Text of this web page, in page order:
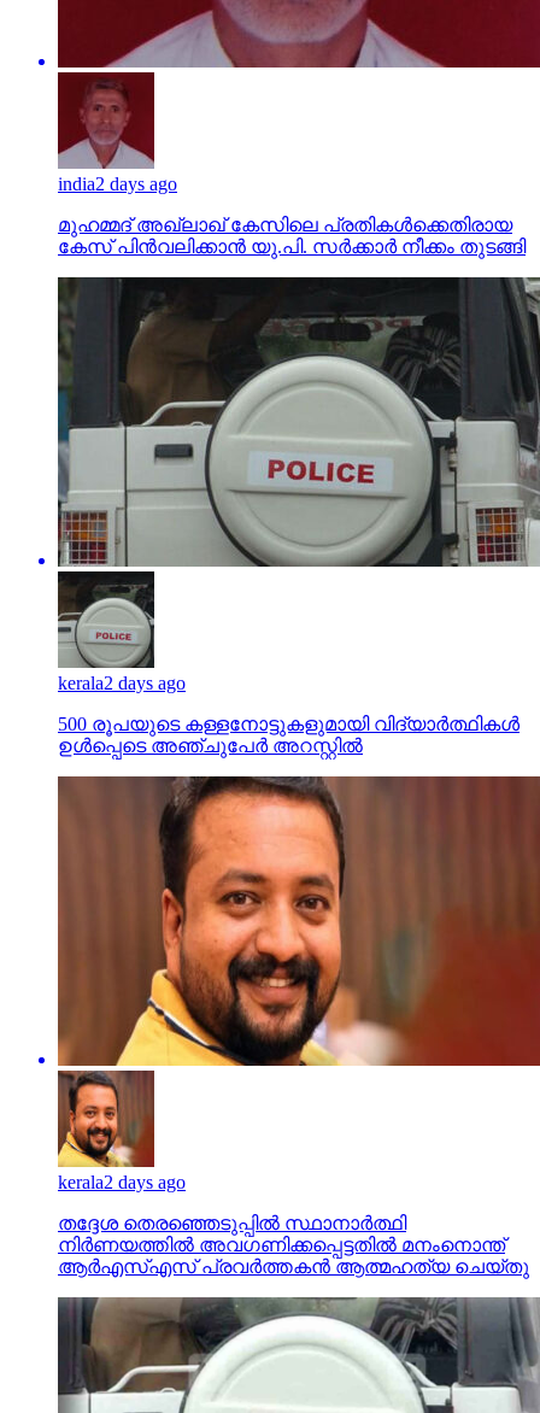
india2 days ago
മുഹമ്മദ് അഖ്‌ലാഖ് കേസിലെ പ്രതികള്‍ക്കെതിരായ
കേസ് പിന്‍വലിക്കാന്‍ യു.പി. സര്‍ക്കാര്‍ നീക്കം തുടങ്ങി
kerala2 days ago
500 രൂപയുടെ കള്ളനോട്ടുകളുമായി വിദ്യാര്‍ത്ഥികള്‍
ഉള്‍പ്പെടെ അഞ്ചുപേര്‍ അറസ്റ്റില്‍
kerala2 days ago
തദ്ദേശ തെരഞ്ഞെടുപ്പില്‍ സ്ഥാനാര്‍ത്ഥി
നിര്‍ണയത്തില്‍ അവഗണിക്കപ്പെട്ടതില്‍ മനംനൊന്ത്
ആര്‍എസ്എസ് പ്രവര്‍ത്തകന്‍ ആത്മഹത്യ ചെയ്തു